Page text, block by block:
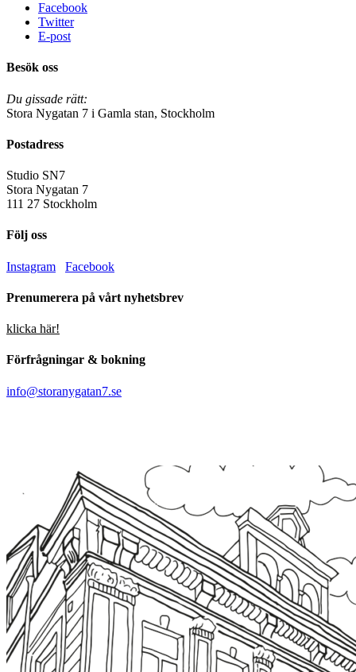
Facebook
Twitter
E-post
Besök oss
Du gissade rätt:
Stora Nygatan 7 i Gamla stan, Stockholm
Postadress
Studio SN7
Stora Nygatan 7
111 27 Stockholm
Följ oss
Instagram Facebook
Prenumerera på vårt nyhetsbrev
klicka här!
Förfrågningar & bokning
info@storanygatan7.se